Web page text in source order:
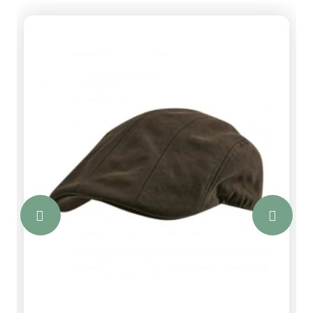
as you do.Alle artikelen in de categorie
Deerhunter Shop worden rechtstreeks
vanuit Deerhunter Denemarken naar u
verstuurd. De levertijd bedraagt
gemiddeld 3 tot 4 werkdagen. Omdat
het zendingen vanuit Denemarken
betreft worden er altijd verzendkosten
in rekening gebracht. De kleding wordt